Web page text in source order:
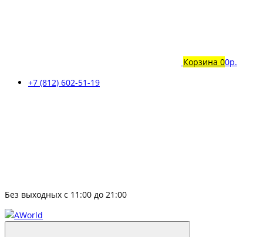
Корзина 00р.
+7 (812) 602-51-19
Без выходных с 11:00 до 21:00